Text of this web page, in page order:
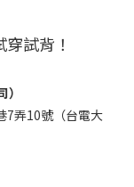
試背！
7弄10號（台電大